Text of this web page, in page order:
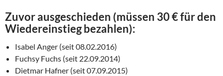
Zuvor ausgeschieden (müssen 30 € für den
Wiedereinstieg bezahlen):
Isabel Anger (seit 08.02.2016)
Fuchsy Fuchs (seit 22.09.2014)
Dietmar Hafner (seit 07.09.2015)